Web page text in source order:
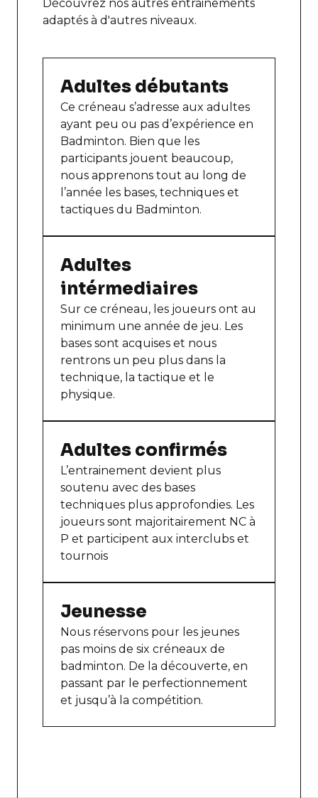
Découvrez nos autres entrainements
adaptés à d'autres niveaux.
Adultes débutants
Ce créneau s’adresse aux adultes
ayant peu ou pas d’expérience en
Badminton. Bien que les
participants jouent beaucoup,
nous apprenons tout au long de
l’année les bases, techniques et
tactiques du Badminton.
Adultes
intérmediaires
Sur ce créneau, les joueurs ont au
minimum une année de jeu. Les
bases sont acquises et nous
rentrons un peu plus dans la
technique, la tactique et le
physique.
Adultes confirmés
L’entrainement devient plus
soutenu avec des bases
techniques plus approfondies. Les
joueurs sont majoritairement NC à
P et participent aux interclubs et
tournois
Jeunesse
Nous réservons pour les jeunes
pas moins de six créneaux de
badminton. De la découverte, en
passant par le perfectionnement
et jusqu’à la compétition.